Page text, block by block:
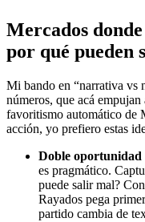
Mercados
por qué pueden
Mi bando en “narrativa vs
números, que acá
favoritismo automático de
acción, yo prefiero estas
Doble oportunidad
es pragmático.
puede salir mal?
Rayados pega
partido cambia de